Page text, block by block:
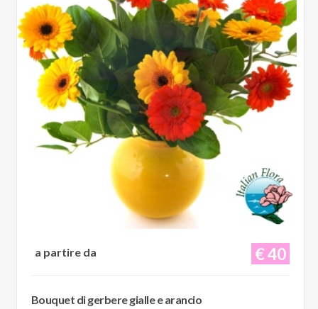
€ 40
a partire da
Bouquet di gerbere gialle e arancio